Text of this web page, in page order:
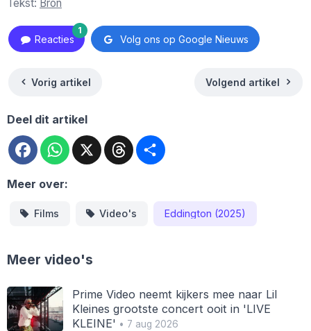
Tekst: Bron
Reacties
1
Volg ons op Google Nieuws
Vorig artikel Volgend artikel
Deel dit artikel
FacebookWhatsApp
X Threads
Meer over:
Films Video's Eddington (2025)
Meer video's
Prime Video neemt kijkers mee naar Lil
Kleines grootste concert ooit in 'LIVE
KLEINE' • 7 aug 2026